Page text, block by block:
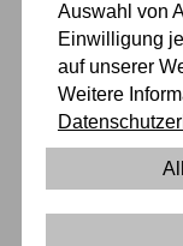
Auswahl von
Einwilligung
auf unserer
Weitere
Ausflug